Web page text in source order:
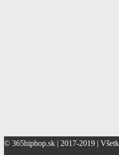
© 365hiphop.sk | 2017-2019 |